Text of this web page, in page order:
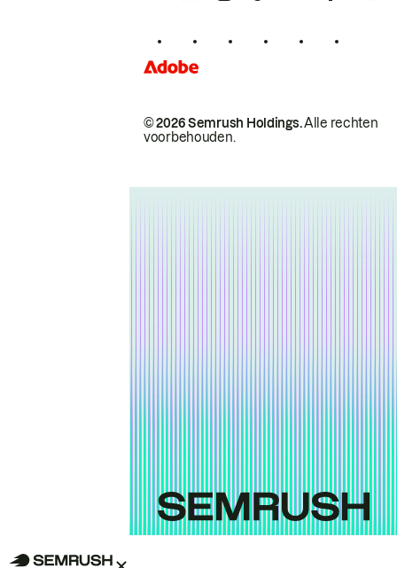
© 2026 Semrush Holdings.Alle rechten
voorbehouden.